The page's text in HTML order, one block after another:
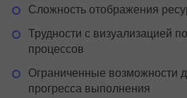
Сложность отображения
Трудности с визуализацией
процессов
Ограниченные возможности
прогресса выполнения